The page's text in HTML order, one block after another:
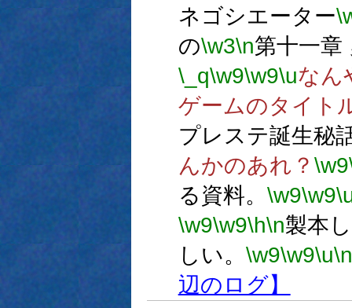
ネゴシエーター
の\w3\n第十一章
\_q\w9\w9\uなん
ゲームのタイト
プレステ誕生秘
んかのあれ？ \w9
る資料。 \w9\w9
\w9\w9\h\n製本
しい。 \w9\w9\u\n
辺のログ】